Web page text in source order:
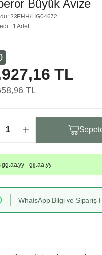
Büyük Avize
23EHH/LIG04672
: 1 Adet
TL
TL
gg.aa.yy - gg.aa.yy
WhatsApp Bilgi ve Sipariş